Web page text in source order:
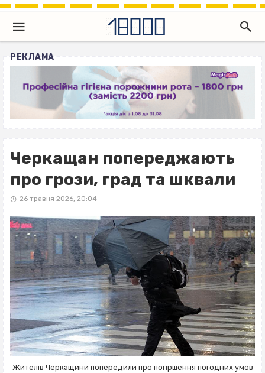
РЕКЛАМА
Черкащан попереджають
про грози, град та шквали
26 травня 2026, 20:04
Жителів Черкащини попередили про погіршення погодних умов